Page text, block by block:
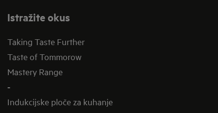
Istražite okus
Taking Taste Further
Taste of Tommorow
Mastery Range
-
Indukcijske ploče za kuhanje